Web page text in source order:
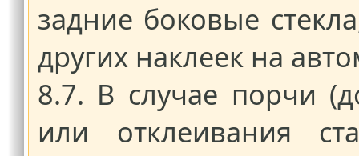
задние боковые
других наклеек на
8.7. В случае порчи
или отклеивания